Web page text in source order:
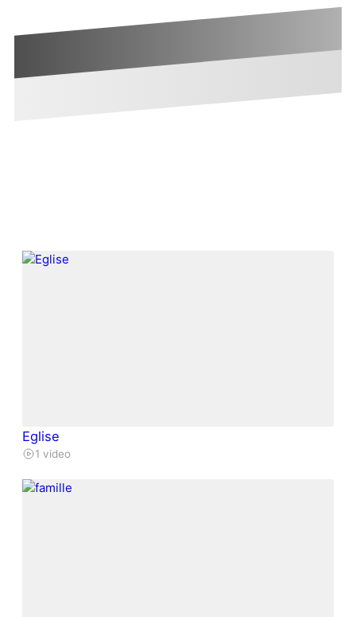
Eglise
1 video